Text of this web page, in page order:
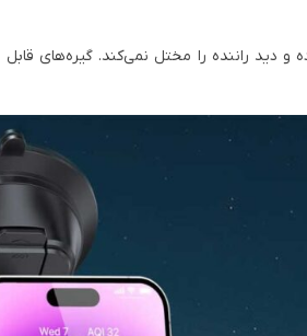
دید راننده را مختل نمی‌کند. گیره‌های